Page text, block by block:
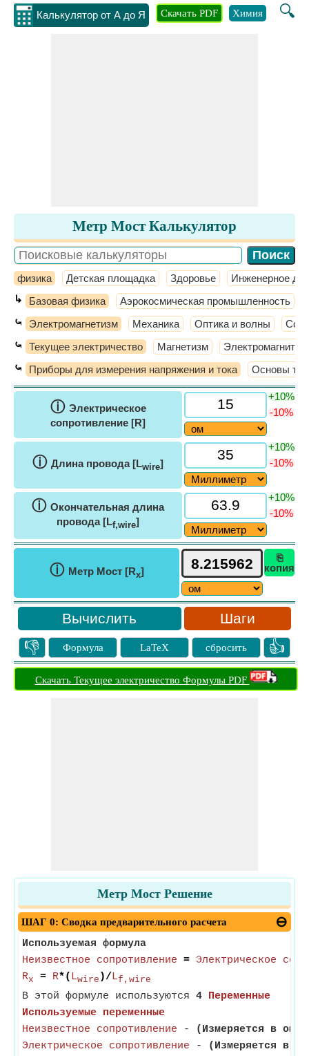
Калькулятор от А до Я 🔍
Скачать PDF Химия
Метр Мост Калькулятор
физика Детская площадка Здоровье Инженерное
↳ Базовая физика Аэрокосмическая промышленность
⤿ Электромагнетизм Механика Оптика и волны
⤿ Текущее электричество Магнетизм
⤿ Приборы для измерения напряжения и тока Основы
ⓘ Электрическое
сопротивление [R]
+10%
-10%
ⓘ Длина провода [Lwire]
+10%
-10%
ⓘ Окончательная длина
провода [Lf,wire]
+10%
-10%
ⓘ Метр Мост [Rx]
⎘
копия
Шаги
👎 Формула LaTeX сбросить 👍
Скачать Текущее электричество Формулы PDF
Метр Мост Решение
ШАГ 0: Сводка предварительного расчета
Используемая формула
Неизвестное сопротивление = Электрическое
Rx = R*( Lwire )/Lf,wire
В этой формуле используются 4 Переменные
Используемые переменные
Неизвестное сопротивление - (Измеряется в ом)
Электрическое сопротивление -
(Измеряется в